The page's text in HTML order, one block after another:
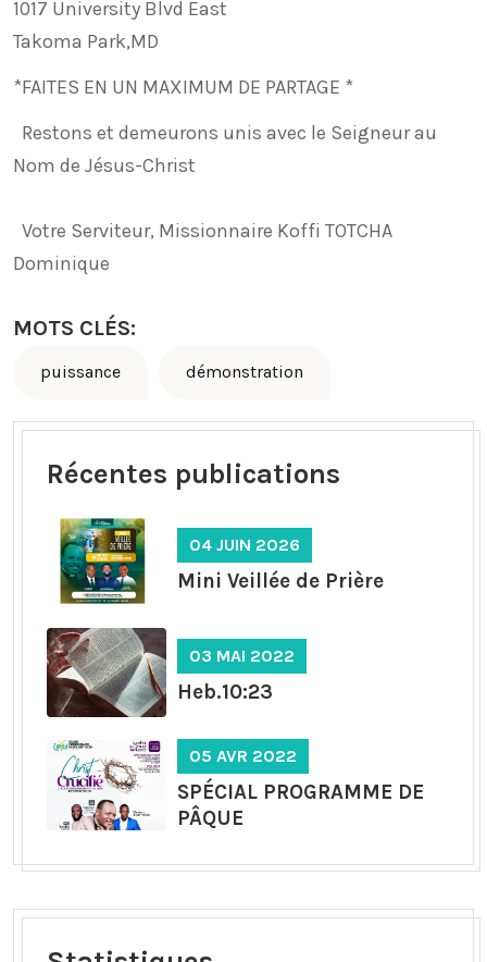
1017 University Blvd East
Takoma Park,MD
*FAITES EN UN MAXIMUM DE PARTAGE *
Restons et demeurons unis avec le Seigneur au
Nom de Jésus-Christ
Votre Serviteur, Missionnaire Koffi TOTCHA
Dominique
MOTS CLÉS:
puissance démonstration
Récentes publications
04 JUIN 2026
Mini Veillée de Prière
03 MAI 2022
Heb.10:23
05 AVR 2022
SPÉCIAL PROGRAMME DE
PÂQUE